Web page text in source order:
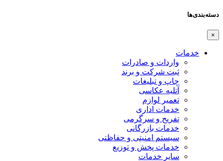
دسته‌بندی‌ها
×
خدمات
واردات و صادرات
ثبت شرکت و برند
چاپ و تبلیغات
آتلیه عکاسی
تعمیر لوازم
خدمات اداری
تفریح و سرگرمی
خدمات بازرگانی
سیستم امنیتی و حفاظتی
خدمات پخش و توزیع
سایر خدمات